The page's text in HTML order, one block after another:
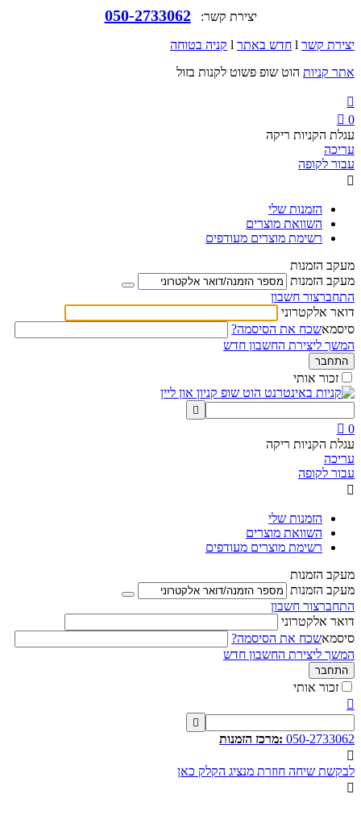
יצירת קשר: 050-2733062
יצירת קשר חדש באתר
קניה בטוחה
אתר קניות הוט שופ פשוט לקנות בזול

0

עגלת הקניות ריקה
עריכה
עבור לקופה

הזמנות שלי
השוואת מוצרים
רשימת מוצרים מעודפים
מעקב הזמנות
מעקב הזמנות
התחברצור חשבון
דואר אלקטרוני
סיסמאשכח את הסיסמה?
המשך ליצירת החשבון חדש
התחבר
זכור אותי

0

עגלת הקניות ריקה
עריכה
עבור לקופה

הזמנות שלי
השוואת מוצרים
רשימת מוצרים מעודפים
מעקב הזמנות
מעקב הזמנות
התחברצור חשבון
דואר אלקטרוני
סיסמאשכח את הסיסמה?
המשך ליצירת החשבון חדש
התחבר
זכור אותי


050-2733062 :מרכז הזמנות

לבקשת שיחה חוזרת מנציג הקלק כאן
